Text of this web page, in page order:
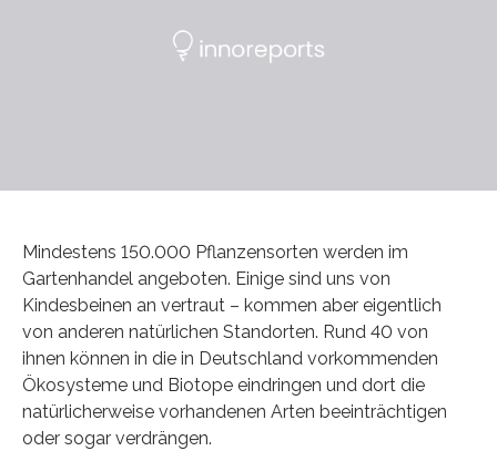
Mindestens 150.000 Pflanzensorten werden im
Gartenhandel angeboten. Einige sind uns von
Kindesbeinen an vertraut – kommen aber eigentlich
von anderen natürlichen Standorten. Rund 40 von
ihnen können in die in Deutschland vorkommenden
Ökosysteme und Biotope eindringen und dort die
natürlicherweise vorhandenen Arten beeinträchtigen
oder sogar verdrängen.